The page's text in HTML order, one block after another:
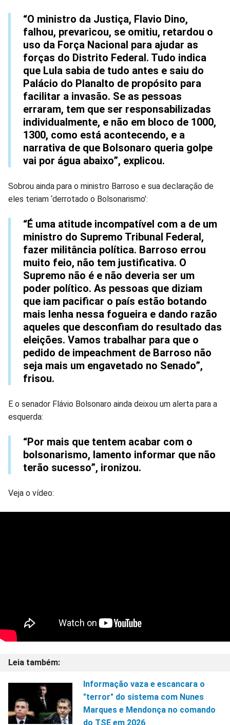
“O ministro da Justiça, Flavio Dino,
falhou, prevaricou, se omitiu, retardou o
uso da Força Nacional para ajudar as
forças do Distrito Federal. Tudo indica
que Lula sabia de tudo antes e saiu do
Palácio do Planalto de propósito para
facilitar a invasão. Se as pessoas
erraram, tem que ser responsabilizadas
individualmente, e não em bloco de 1000,
1300, como está acontecendo, e a
narrativa de que Bolsonaro queria golpe
vai por água abaixo”, explicou.
Sobrou ainda para o ministro Barroso e sua declaração de
eles teriam ‘derrotado o Bolsonarismo’:
“É uma atitude incompatível com a de um
ministro do Supremo Tribunal Federal,
fazer militância política. Barroso errou
muito feio, não tem justificativa. O
Supremo não é e não deveria ser um
poder político. As pessoas que diziam
que iam pacificar o país estão botando
mais lenha nessa fogueira e dando razão
aqueles que desconfiam do resultado das
eleições. Vamos trabalhar para que o
pedido de impeachment de Barroso não
seja mais um engavetado no Senado”,
frisou.
E o senador Flávio Bolsonaro ainda deixou um alerta para a
esquerda:
“Por mais que tentem acabar com o
bolsonarismo, lamento informar que não
terão sucesso”, ironizou.
Veja o vídeo:
Informação vaza e escancara o
"terror" do sistema com Nunes
Marques e Mendonça no comando
do TSE em 2026